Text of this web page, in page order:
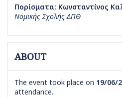
Πορίσματα: Κωνσταντίνος
Νομικής Σχολής ΔΠΘ
ABOUT
The event took place on 19/06/
attendance.